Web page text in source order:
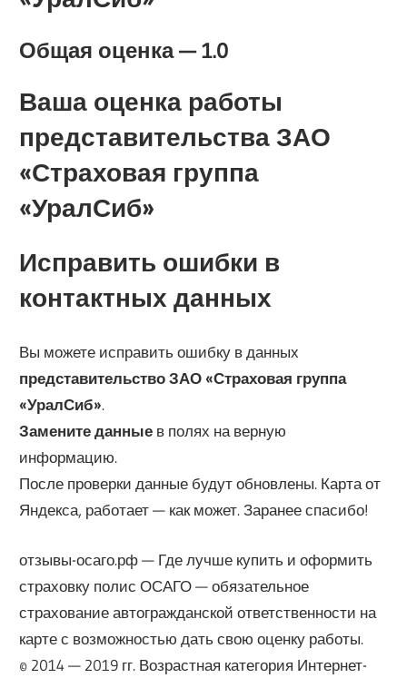
Общая оценка —1.0
Ваша оценка работы
представительства ЗАО
«Страховая группа
«УралСиб»
Исправить ошибки в
контактных данных
Вы можете исправить ошибку в данных
представительствоЗАО «Страховая группа
«УралСиб».
Замените данные в полях на верную
информацию.
После проверки данные будут обновлены. Карта от
Яндекса, работает — как может. Заранее спасибо!
отзывы-осаго.рф — Где лучше купить и оформить
страховку полис ОСАГО — обязательное
страхование автогражданской ответственности на
карте с возможностью дать свою оценку работы.
© 2014 — 2019 гг. Возрастная категория Интернет-